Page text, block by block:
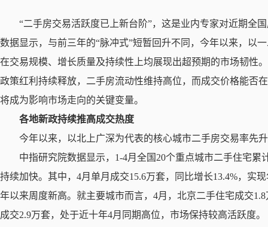
“二手房交易活跃度已上新台阶”，这是业内专家对近期全
数据显示，与前三年的“脉冲式”短暂回升不同，今年以来，以
在交易规模、增长质量及持续性上均展现出超预期的市场韧性
政策红利持续释放，二手房流动性维持高位，而成交价格能否
将成为影响市场走向的关键变量。
各地新政持续推高成交热度
今年以来，以北上广深为代表的核心城市二手房交易率先
中指研究院数据显示，1-4月全国20个重点城市二手住宅累
持续加快。其中，4月单月成交15.6万套，同比增长13.4%，实
年以来周度新高。就主要城市而言，4月，北京二手住宅成交
成交2.9万套，处于近十年4月同期高位，市场保持较高活跃度。